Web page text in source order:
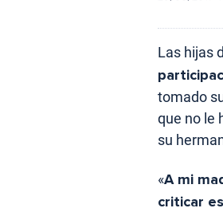
Las hijas
tomado
que no le
su
«A mi
criticar